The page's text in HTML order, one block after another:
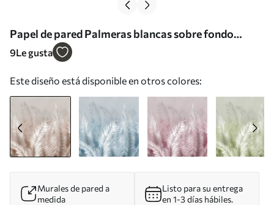
Papel de pared Palmeras blancas sobre fondo
marrón Granzh Nr. u74601
9Le gusta
Este diseño está disponible en otros colores:
Murales de pared a
medida
Listo para su entrega
en 1-3 días hábiles.